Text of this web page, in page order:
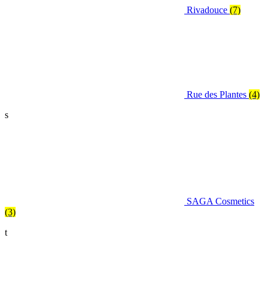
Rivadouce (7)
Rue des Plantes (4)
s
SAGA Cosmetics
(3)
t